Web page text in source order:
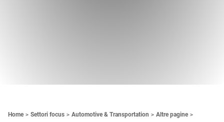
Contenuti Principali
Home Settori focus Automotive & Transportation Altre pagine